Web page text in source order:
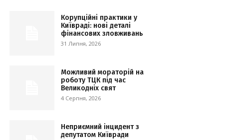
Корупційні практики у
Київраді: нові деталі
фінансових зловживань
31 Липня, 2026
Можливий мораторій на
роботу ТЦК під час
Великодніх свят
4 Серпня, 2026
Неприємний інцидент з
депутатом Київради